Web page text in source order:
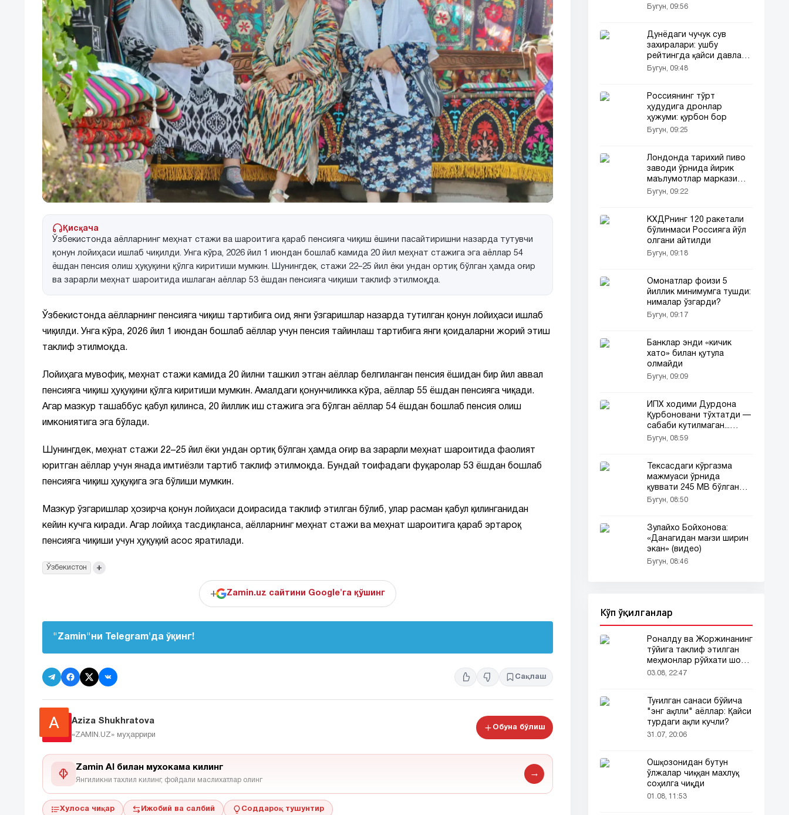
Қисқача
Ўзбекистонда аёлларнинг меҳнат стажи ва шароитига қараб пенсияга чиқиш ёшини пасайтиришни назарда тутувчи
қонун лойиҳаси ишлаб чиқилди. Унга кўра, 2026 йил 1 июндан бошлаб камида 20 йил меҳнат стажига эга аёллар 54
ёшдан пенсия олиш ҳуқуқини қўлга киритиши мумкин. Шунингдек, стажи 22–25 йил ёки ундан ортиқ бўлган ҳамда оғир
ва зарарли меҳнат шароитида ишлаган аёллар 53 ёшдан пенсияга чиқиши таклиф этилмоқда.
Ўзбекистонда аёлларнинг пенсияга чиқиш тартибига оид янги ўзгаришлар назарда тутилган қонун лойиҳаси ишлаб
чиқилди. Унга кўра, 2026 йил 1 июндан бошлаб аёллар учун пенсия тайинлаш тартибига янги қоидаларни жорий этиш
таклиф этилмоқда.
Лойиҳага мувофиқ, меҳнат стажи камида 20 йилни ташкил этган аёллар белгиланган пенсия ёшидан бир йил аввал
пенсияга чиқиш ҳуқуқини қўлга киритиши мумкин. Амалдаги қонунчиликка кўра, аёллар 55 ёшдан пенсияга чиқади.
Агар мазкур ташаббус қабул қилинса, 20 йиллик иш стажига эга бўлган аёллар 54 ёшдан бошлаб пенсия олиш
имкониятига эга бўлади.
Шунингдек, меҳнат стажи 22–25 йил ёки ундан ортиқ бўлган ҳамда оғир ва зарарли меҳнат шароитида фаолият
юритган аёллар учун янада имтиёзли тартиб таклиф этилмоқда. Бундай тоифадаги фуқаролар 53 ёшдан бошлаб
пенсияга чиқиш ҳуқуқига эга бўлиши мумкин.
Мазкур ўзгаришлар ҳозирча қонун лойиҳаси доирасида таклиф этилган бўлиб, улар расман қабул қилинганидан
кейин кучга киради. Агар лойиҳа тасдиқланса, аёлларнинг меҳнат стажи ва меҳнат шароитига қараб эртароқ
пенсияга чиқиши учун ҳуқуқий асос яратилади.
Ўзбекистон +
+ Zamin.uz сайтини Google'га қўшинг
"Zamin"ни Telegram'да ўқинг!
Сақлаш
Aziza Shukhratova
«ZAMIN.UZ» муҳаррири
Обуна бўлиш
Zamin AI билан мухокама килинг
Янгиликни тахлил килинг, фойдали маслихатлар олинг
→
Хулоса чиқар Ижобий ва салбий Соддароқ тушунтир
суперкар гаражини
Бугун, 09:56
Дунёдаги чучук сув
захиралари: ушбу
рейтингда қайси давлат
етакчи?
Бугун, 09:48
Россиянинг тўрт
ҳудудига дронлар
ҳужуми: қурбон бор
Бугун, 09:25
Лондонда тарихий пиво
заводи ўрнида йирик
маълумотлар маркази
қурилади
Бугун, 09:22
КХДРнинг 120 ракетали
бўлинмаси Россияга йўл
олгани айтилди
Бугун, 09:18
Омонатлар фоизи 5
йиллик минимумга тушди:
нималар ўзгарди?
Бугун, 09:17
Банклар энди «кичик
хато» билан қутула
олмайди
Бугун, 09:09
ЙПХ ходими Дурдона
Қурбоновани тўхтатди —
сабаби кутилмаган...
(видео)
Бугун, 08:59
Тексасдаги кўргазма
мажмуаси ўрнида
қуввати 245 МВ бўлган
дата-центр қурилади
Бугун, 08:50
Зулайхо Бойхонова:
«Данагидан мағзи ширин
экан» (видео)
Бугун, 08:46
Кўп ўқилганлар
Роналду ва Жоржинанинг
тўйига таклиф этилган
меҳмонлар рўйхати шов-
шувда
03.08, 22:47
Туғилган санаси бўйича
"энг ақлли" аёллар: Қайси
турдаги ақли кучли?
31.07, 20:06
Ошқозонидан бутун
ўлжалар чиққан махлуқ
соҳилга чиқди
01.08, 11:53